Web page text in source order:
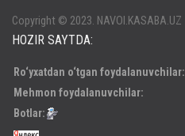
Copyright © 2023. NAVOI.KASABA.UZ
HOZIR SAYTDA:
Ro‘yxatdan o‘tgan foydalanuvchilar:
Mehmon foydalanuvchilar:
Botlar: